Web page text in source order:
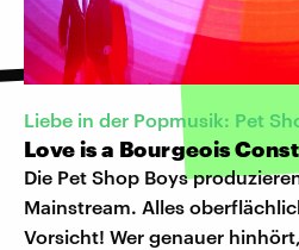
Liebe in der Popmusik: Pet
Love is a Bourgeois
Die Pet Shop Boys
Mainstream. Alles
Vorsicht! Wer genauer